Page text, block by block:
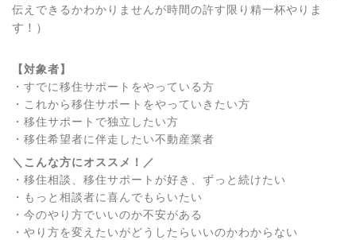
伝えできるかわかりませんが時間の許す限り精一杯やり ま
す！）
【対象者】
・すでに移住サポートをやっている方
・これから移住サポートをやっていきたい方
・移住サポートで独立したい方
・移住希望者に伴走したい不動産業者
＼こんな方にオススメ！／
・移住相談、移住サポートが好き、ずっと続けたい
・もっと相談者に喜んでもらいたい
・今のやり方でいいのか不安がある
・やり方を変えたいがどうしたらいいのかわからない